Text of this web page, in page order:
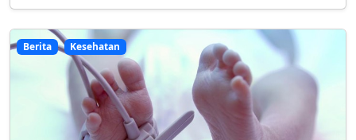
Berita Kesehatan